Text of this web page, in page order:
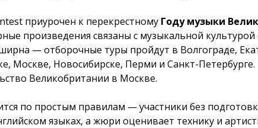
приурочен к перекрестному Году музыки
произведения связаны с музыкальной культурой
— отборочные туры пройдут в Волгограде,
Москве, Новосибирске, Перми и Санкт-Петербурге.
Великобритании в Москве.
по простым правилам — участники без
языках, а жюри оценивает технику и